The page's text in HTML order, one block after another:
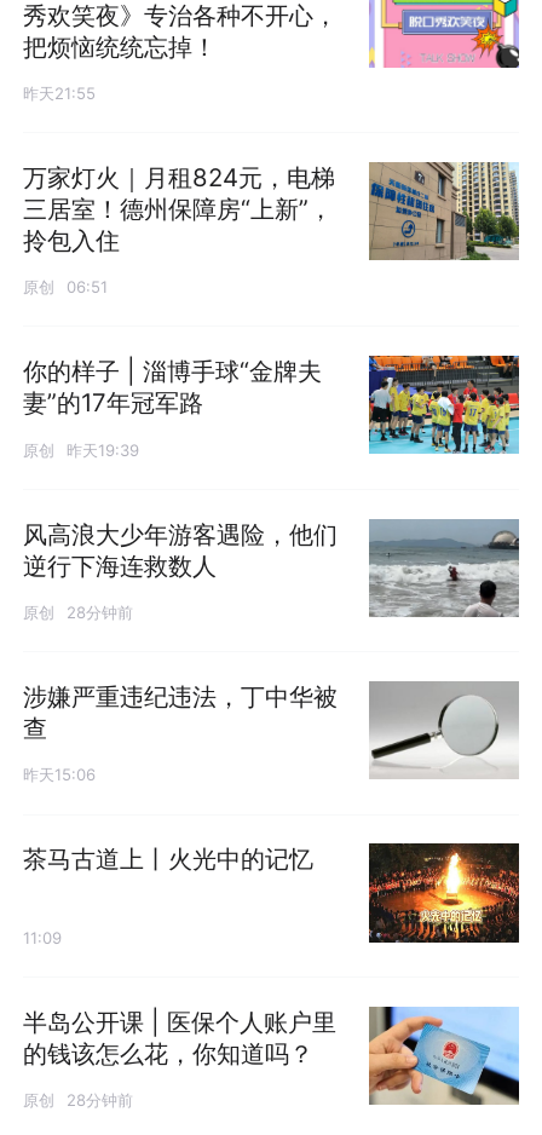
秀欢笑夜》专治各种不开心，
把烦恼统统忘掉！
昨天21:55
万家灯火｜月租824元，电梯
三居室！德州保障房“上新”，
拎包入住
原创 06:51
你的样子 | 淄博手球“金牌夫
妻”的17年冠军路
原创 昨天19:39
风高浪大少年游客遇险，他们
逆行下海连救数人
原创 28分钟前
涉嫌严重违纪违法，丁中华被
查
昨天15:06
茶马古道上丨火光中的记忆
11:09
半岛公开课 | 医保个人账户里
的钱该怎么花，你知道吗？
原创 28分钟前